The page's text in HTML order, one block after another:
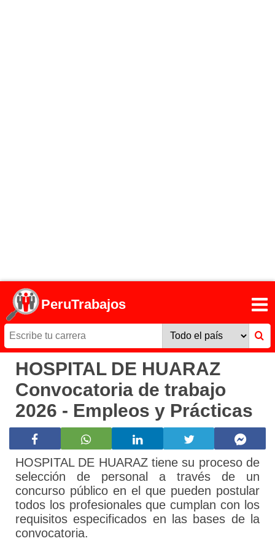
PeruTrabajos
HOSPITAL DE HUARAZ
Convocatoria de trabajo
2026 - Empleos y Prácticas
HOSPITAL DE HUARAZ tiene su proceso de
selección de personal a través de un
concurso público en el que pueden postular
todos los profesionales que cumplan con los
requisitos especificados en las bases de la
convocatoria.